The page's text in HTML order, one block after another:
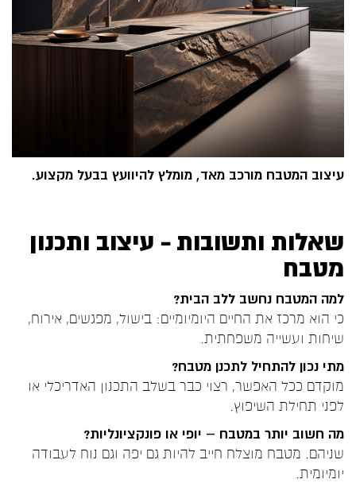
עיצוב המטבח מורכב מאד, מומלץ להיוועץ בבעל מקצוע.
שאלות ותשובות – עיצוב ותכנון
מטבח
למה המטבח נחשב ללב הבית?
כי הוא מרכז את החיים היומיומיים: בישול, מפגשים, אירוח,
שיחות ועשייה משפחתית.
מתי נכון להתחיל לתכנן מטבח?
מוקדם ככל האפשר, רצוי כבר בשלב התכנון האדריכלי או
לפני תחילת השיפוץ.
מה חשוב יותר במטבח – יופי או פונקציונליות?
שניהם. מטבח מוצלח חייב להיות גם יפה וגם נוח לעבודה
יומיומית.